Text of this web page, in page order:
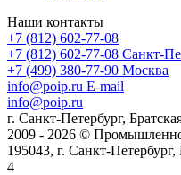
Наши контакты
+7 (812) 602-77-08
+7 (812) 602-77-08 Санкт-
+7 (499) 380-77-90 Москва
info@poip.ru E-mail
info@poip.ru
г. Санкт-Петербург,
2009 - 2026 ©
195043, г. Санкт-
4